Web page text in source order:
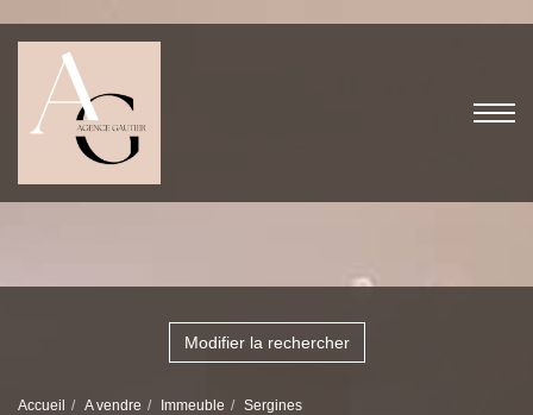
Modifier la rechercher
Accueil A vendre Immeuble Sergines